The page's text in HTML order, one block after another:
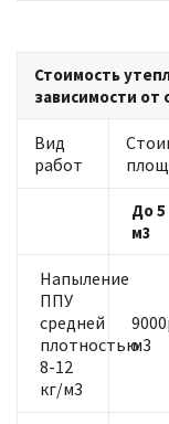
Стоимость
зависимости от
Вид
работ
До 5
м3
Напыление
ППУ
средней
плотностью
8-12
кг/м3
м3